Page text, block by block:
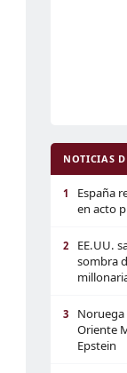
NOTICIAS
1
España
en acto
2
EE.UU.
sombra
3
Noruega
Oriente
Epstein